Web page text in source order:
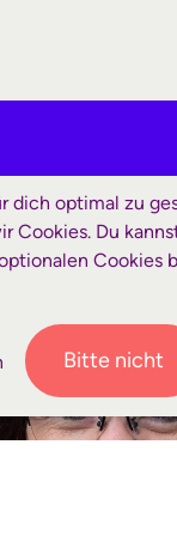
dich optimal zu
Cookies. Du
Cookies
Bitte nicht